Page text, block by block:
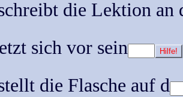
die Lektion an
sich vor sein
Hilfe!
die Flasche auf d